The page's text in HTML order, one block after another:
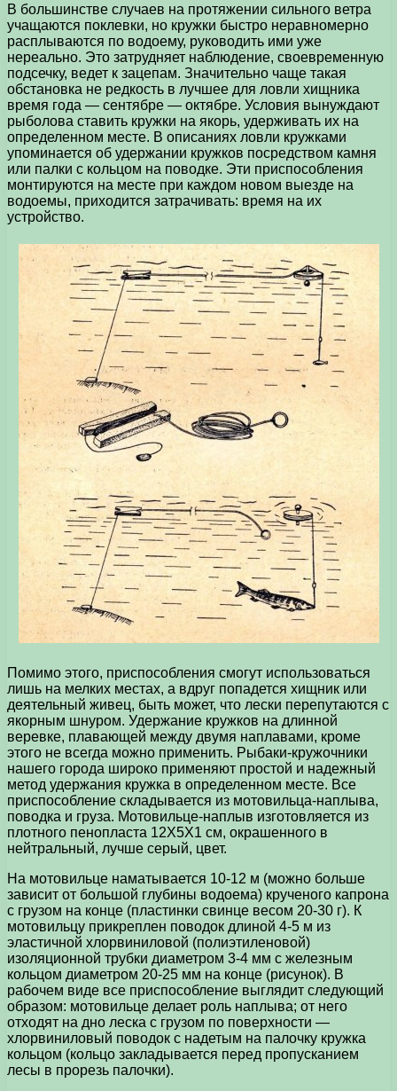
В большинстве случаев на протяжении сильного ветра
учащаются поклевки, но кружки быстро неравномерно
расплываются по водоему, руководить ими уже
нереально. Это затрудняет наблюдение, своевременную
подсечку, ведет к зацепам. Значительно чаще такая
обстановка не редкость в лучшее для ловли хищника
время года — сентябре — октябре. Условия вынуждают
рыболова ставить кружки на якорь, удерживать их на
определенном месте. В описаниях ловли кружками
упоминается об удержании кружков посредством камня
или палки с кольцом на поводке. Эти приспособления
монтируются на месте при каждом новом выезде на
водоемы, приходится затрачивать: время на их
устройство.
Помимо этого, приспособления смогут использоваться
лишь на мелких местах, а вдруг попадется хищник или
деятельный живец, быть может, что лески перепутаются с
якорным шнуром. Удержание кружков на длинной
веревке, плавающей между двумя наплавами, кроме
этого не всегда можно применить. Рыбаки-кружочники
нашего города широко применяют простой и надежный
метод удержания кружка в определенном месте. Все
приспособление складывается из мотовильца-наплыва,
поводка и груза. Мотовильце-наплыв изготовляется из
плотного пенопласта 12Х5Х1 см, окрашенного в
нейтральный, лучше серый, цвет.
На мотовильце наматывается 10-12 м (можно больше
зависит от большой глубины водоема) крученого капрона
с грузом на конце (пластинки свинце весом 20-30 г). К
мотовильцу прикреплен поводок длиной 4-5 м из
эластичной хлорвиниловой (полиэтиленовой)
изоляционной трубки диаметром 3-4 мм с железным
кольцом диаметром 20-25 мм на конце (рисунок). В
рабочем виде все приспособление выглядит следующий
образом: мотовильце делает роль наплыва; от него
отходят на дно леска с грузом по поверхности —
хлорвиниловый поводок с надетым на палочку кружка
кольцом (кольцо закладывается перед пропусканием
лесы в прорезь палочки).